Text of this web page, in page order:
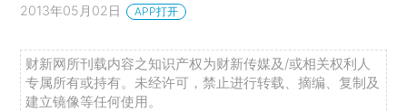
2013年05月02日 APP打开
财新网所刊载内容之知识产权为财新传媒及/或相关权利人
专属所有或持有。未经许可，禁止进行转载、摘编、复制及
建立镜像等任何使用。